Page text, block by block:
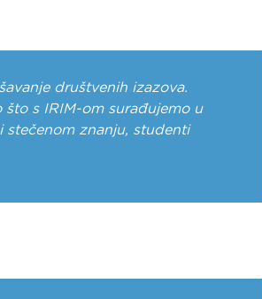
društvenih izazova.
s IRIM-om surađujemo u
znanju, studenti